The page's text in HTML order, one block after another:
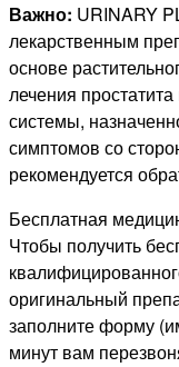
Важно: URINARY
лекарственным
основе
лечения
системы,
симптомов со
рекомендуется
Бесплатная
Чтобы получить
оригинальный
заполните форму
минут вам